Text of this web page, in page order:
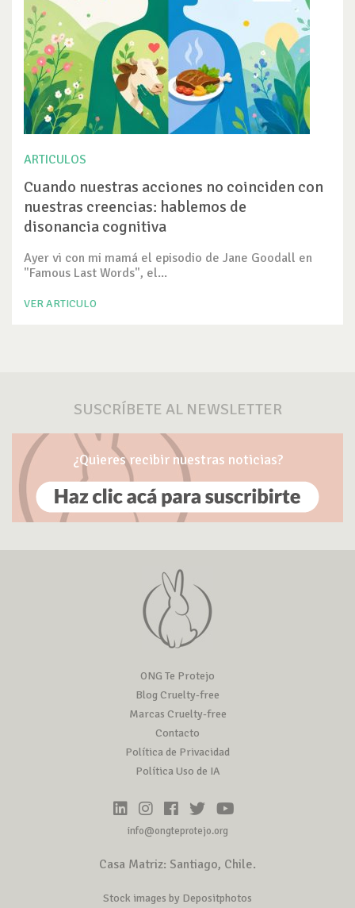
ARTICULOS
Cuando nuestras acciones no coinciden con
nuestras creencias: hablemos de
disonancia cognitiva
Ayer vi con mi mamá el episodio de Jane Goodall en
"Famous Last Words", el...
VER ARTICULO
SUSCRÍBETE AL NEWSLETTER
¿Quieres recibir nuestras noticias?
ONG Te Protejo
Blog Cruelty-free
Marcas Cruelty-free
Contacto
Política de Privacidad
Política Uso de IA
info@ongteprotejo.org
Casa Matriz: Santiago, Chile.
Stock images by Depositphotos